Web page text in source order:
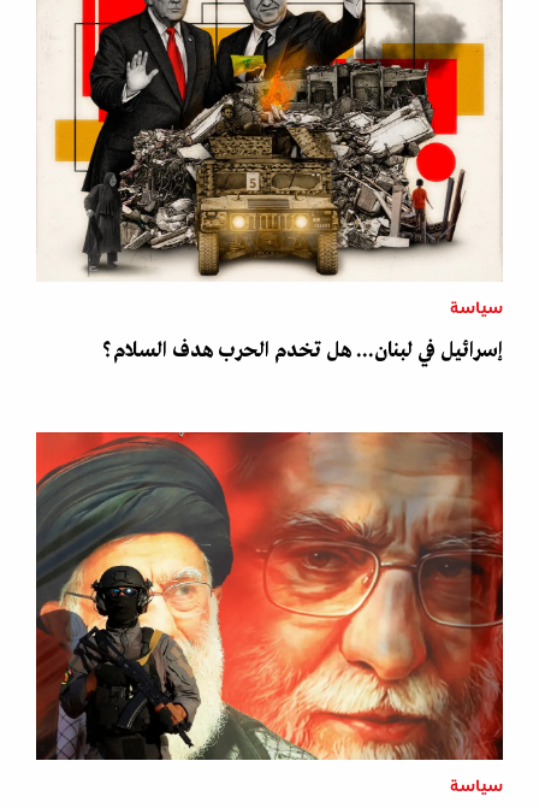
سياسة
إسرائيل في لبنان... هل تخدم الحرب هدف السلام؟
سياسة